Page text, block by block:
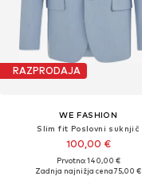
RAZPRODAJA
WE FASHION
Slim fit Poslovni suknjič
100,00 €
Prvotno: 140,00 €
Zadnja najnižja cena75,00 €